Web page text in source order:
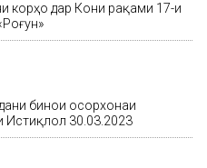
корҳо дар Кони рақами 17-и
бинои осорхонаи
Истиқлол 30.03.2023